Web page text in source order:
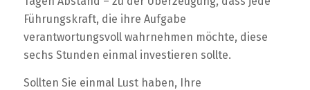
Führungskraft, die ihre Aufgabe
verantwortungsvoll wahrnehmen möchte, diese
sechs Stunden einmal investieren sollte.
Sollten Sie einmal Lust haben, Ihre